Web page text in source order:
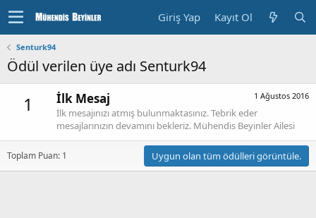
Giriş Yap Kayıt Ol
Senturk94
Ödül verilen üye adı Senturk94
1 1 Ağustos 2016
İlk Mesaj
İlk mesajınızı atmış bulunmaktasınız. Tebrik eder
mesajlarınızın devamını bekleriz. Mühendis Beyinler Ailesi
Toplam Puan: 1 Uygun olan tüm ödülleri görüntüle.